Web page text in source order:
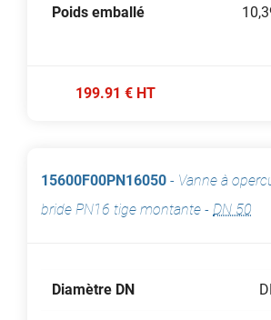
Poids emballé
199.91 € HT
15600F00PN16050 - Vanne à
bride PN16 tige montante - DN 50
Diamètre DN